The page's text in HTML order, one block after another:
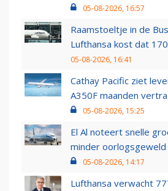
05-08-2026, 16:57
Raamstoeltje in de
Lufthansa kost dat
05-08-2026, 16:41
Cathay Pacific ziet
A350F maanden
05-08-2026, 15:25
El Al noteert snelle
minder oorlogsgeweld
05-08-2026, 14:17
Lufthansa verwacht